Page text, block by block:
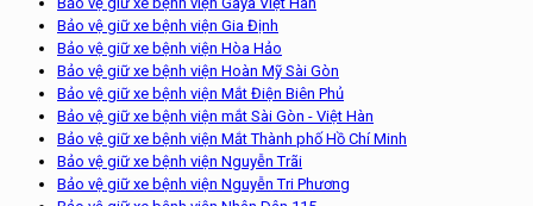
Bảo vệ giữ xe bệnh viện Gia Định
Bảo vệ giữ xe bệnh viện Hòa Hảo
Bảo vệ giữ xe bệnh viện Hoàn Mỹ Sài Gòn
Bảo vệ giữ xe bệnh viện Mắt Điện Biên Phủ
Bảo vệ giữ xe bệnh viện mắt Sài Gòn - Việt Hàn
Bảo vệ giữ xe bệnh viện Mắt Thành phố Hồ Chí Minh
Bảo vệ giữ xe bệnh viện Nguyễn Trãi
Bảo vệ giữ xe bệnh viện Nguyễn Tri Phương